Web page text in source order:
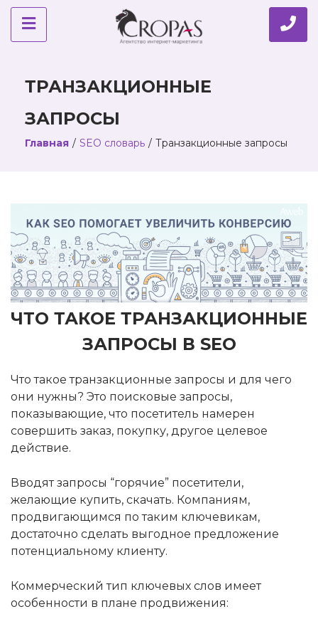
ТРАНЗАКЦИОННЫЕ
ЗАПРОСЫ
Главная / SEO словарь / Транзакционные запросы
ЧТО ТАКОЕ ТРАНЗАКЦИОННЫЕ
ЗАПРОСЫ В SEO
Что такое транзакционные запросы и для чего
они нужны? Это поисковые запросы,
показывающие, что посетитель намерен
совершить заказ, покупку, другое целевое
действие.
Вводят запросы “горячие” посетители,
желающие купить, скачать. Компаниям,
продвигающимся по таким ключевикам,
достаточно сделать выгодное предложение
потенциальному клиенту.
Коммерческий тип ключевых слов имеет
особенности в плане продвижения: